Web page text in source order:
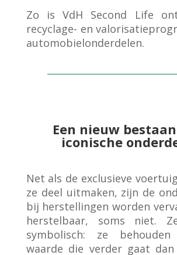
Zo is VdH Second Life
recyclage- en
automobielonderdelen.
Een nieuw
iconische
Net als de exclusieve
ze deel uitmaken, zijn de
bij herstellingen worden
herstelbaar, soms niet.
symbolisch: ze
waarde die verder gaat